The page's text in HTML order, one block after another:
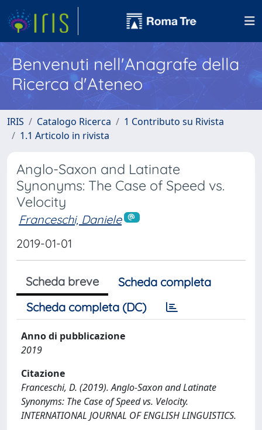
Benvenuti nell'Anagrafe della
Ricerca d'Ateneo
IRIS Catalogo Ricerca
1 Contributo su Rivista
1.1 Articolo in rivista
Anglo-Saxon and Latinate
Synonyms: The Case of Speed vs.
Velocity
Franceschi, Daniele
2019-01-01
Scheda breve
Scheda completa
Scheda completa (DC)
Anno di pubblicazione
2019
Citazione
Franceschi, D. (2019). Anglo-Saxon and Latinate
Synonyms: The Case of Speed vs. Velocity.
INTERNATIONAL JOURNAL OF ENGLISH LINGUISTICS.